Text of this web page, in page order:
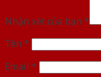
Nhận xét của bạn *
Tên *
Email *